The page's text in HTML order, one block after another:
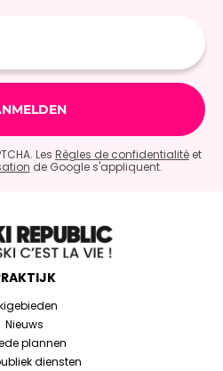
Les Règles de confidentialité et
de Google s'appliquent.
Nieuws
plannen
diensten